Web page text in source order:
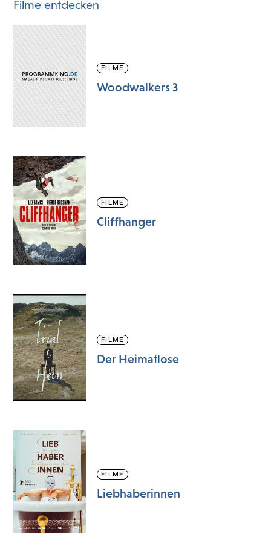
Filme entdecken
FILME
Woodwalkers 3
FILME
Cliffhanger
FILME
Der Heimatlose
FILME
Liebhaberinnen